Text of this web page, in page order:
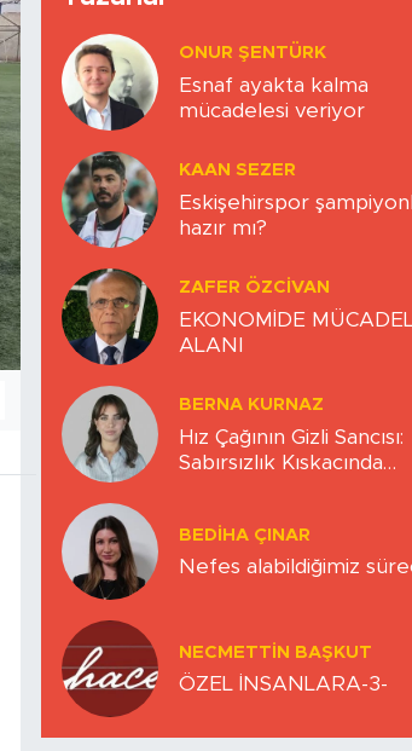
ONUR ŞENTÜRK
Esnaf ayakta kalma
mücadelesi veriyor
KAAN SEZER
Eskişehirspor
hazır mı?
ZAFER ÖZCIVAN
EKONOMİDE
ALANI
BERNA KURNAZ
Hız Çağının Gizli Sancısı:
Sabırsızlık Kıskacında
BEDIHA ÇINAR
Nefes alabildiğimiz
NECMETTIN BAŞKUT
ÖZEL İNSANLARA-3-